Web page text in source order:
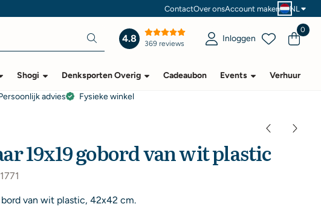
ContactOver onsAccount maken NL
4.8 369 reviews Inloggen
0
Shogi Denksporten Overig Cadeaubon Events Verhuur
advies
Fysieke winkel
19x19 gobord van wit plastic
bord van wit plastic, 42x42 cm.